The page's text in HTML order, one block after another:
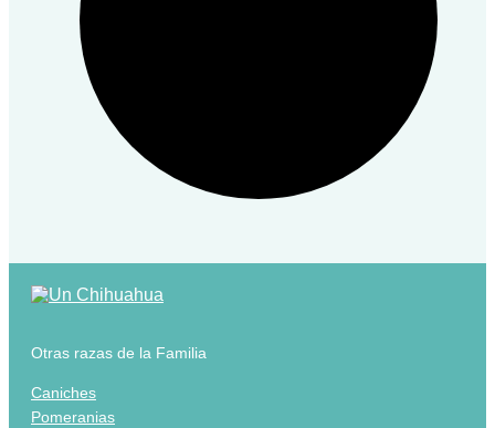
Otras razas de la Familia
Caniches
Pomeranias